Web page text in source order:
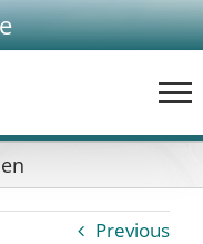
Previous